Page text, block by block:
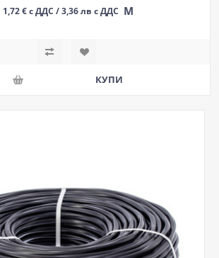
1,72 € с ДДС / 3,36 лв с ДДС М